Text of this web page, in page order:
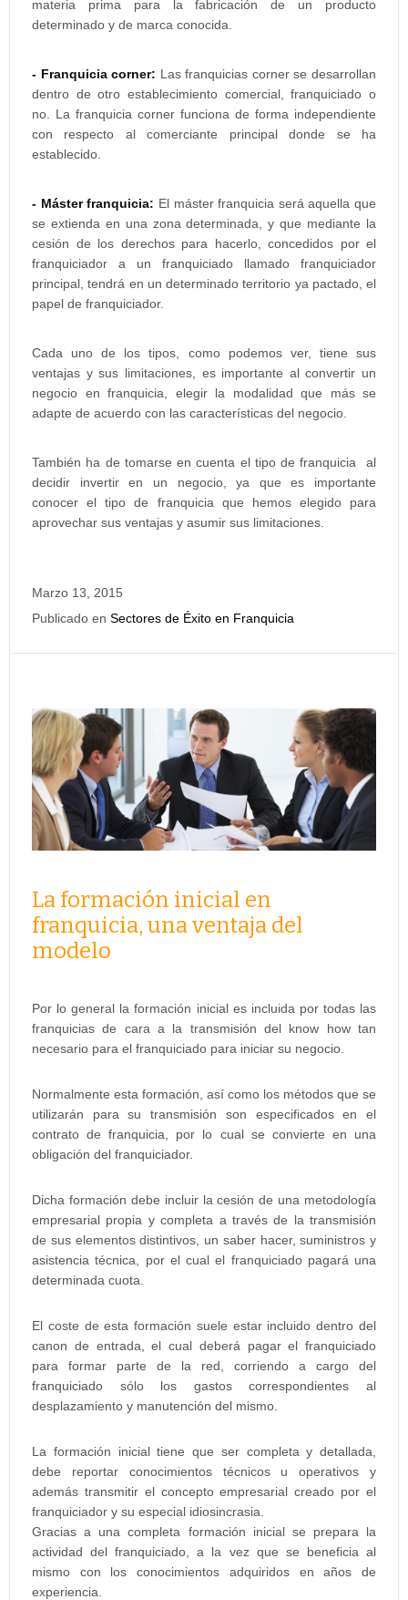
materia prima para la fabricación de un producto
determinado y de marca conocida.
- Franquicia corner: Las franquicias corner se desarrollan
dentro de otro establecimiento comercial, franquiciado o
no. La franquicia corner funciona de forma independiente
con respecto al comerciante principal donde se ha
establecido.
- Máster franquicia: El máster franquicia será aquella que
se extienda en una zona determinada, y que mediante la
cesión de los derechos para hacerlo, concedidos por el
franquiciador a un franquiciado llamado franquiciador
principal, tendrá en un determinado territorio ya pactado, el
papel de franquiciador.
Cada uno de los tipos, como podemos ver, tiene sus
ventajas y sus limitaciones, es importante al convertir un
negocio en franquicia, elegir la modalidad que más se
adapte de acuerdo con las características del negocio.
También ha de tomarse en cuenta el tipo de franquicia al
decidir invertir en un negocio, ya que es importante
conocer el tipo de franquicia que hemos elegido para
aprovechar sus ventajas y asumir sus limitaciones.
Marzo 13, 2015
Publicado en Sectores de Éxito en Franquicia
La formación inicial en
franquicia, una ventaja del
modelo
Por lo general la formación inicial es incluida por todas las
franquicias de cara a la transmisión del know how tan
necesario para el franquiciado para iniciar su negocio.
Normalmente esta formación, así como los métodos que se
utilizarán para su transmisión son especificados en el
contrato de franquicia, por lo cual se convierte en una
obligación del franquiciador.
Dicha formación debe incluir la cesión de una metodología
empresarial propia y completa a través de la transmisión
de sus elementos distintivos, un saber hacer, suministros y
asistencia técnica, por el cual el franquiciado pagará una
determinada cuota.
El coste de esta formación suele estar incluido dentro del
canon de entrada, el cual deberá pagar el franquiciado
para formar parte de la red, corriendo a cargo del
franquiciado sólo los gastos correspondientes al
desplazamiento y manutención del mismo.
La formación inicial tiene que ser completa y detallada,
debe reportar conocimientos técnicos u operativos y
además transmitir el concepto empresarial creado por el
franquiciador y su especial idiosincrasia.
Gracias a una completa formación inicial se prepara la
actividad del franquiciado, a la vez que se beneficia al
mismo con los conocimientos adquiridos en años de
experiencia.